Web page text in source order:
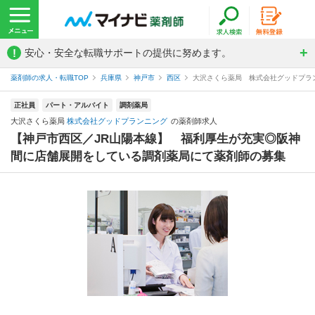
! 安心・安全な転職サポートの提供に努めます。
薬剤師の求人・転職TOP 兵庫県 神戸市 西区 大沢さくら薬局 株式会社グッドプラ
正社員 パート・アルバイト 調剤薬局
大沢さくら薬局 株式会社グッドプランニング の薬剤師求人
【神戸市西区／JR山陽本線】 福利厚生が充実◎阪神
間に店舗展開をしている調剤薬局にて薬剤師の募集